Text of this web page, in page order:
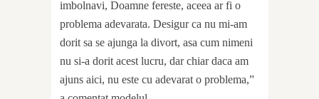
imbolnavi, Doamne fereste, aceea ar fi o
problema adevarata. Desigur ca nu mi-am
dorit sa se ajunga la divort, asa cum nimeni
nu si-a dorit acest lucru, dar chiar daca am
ajuns aici, nu este cu adevarat o problema,”